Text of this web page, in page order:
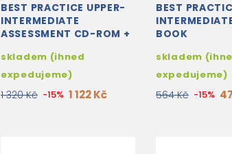
BEST PRACTICE UPPER-
INTERMEDIATE
ASSESSMENT CD-ROM +
skladem (ihned
expedujeme)
1 320 Kč -15% 1 122 Kč
BEST
BOOK
skladem
expedujeme)
564 Kč -15%